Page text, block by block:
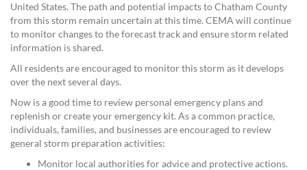
United States. The path and potential impacts to Chatham County
from this storm remain uncertain at this time. CEMA will continue
to monitor changes to the forecast track and ensure storm related
information is shared.
All residents are encouraged to monitor this storm as it develops
over the next several days.
Now is a good time to review personal emergency plans and
replenish or create your emergency kit. As a common practice,
individuals, families, and businesses are encouraged to review
general storm preparation activities:
Monitor local authorities for advice and protective actions.